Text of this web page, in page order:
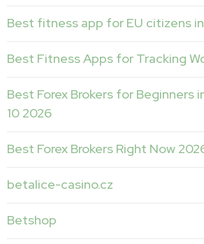
Best fitness app for EU citizens
Best Fitness Apps for Tracking
Best Forex Brokers for Beginners
10 2026
Best Forex Brokers Right Now
betalice-casino.cz
Betshop